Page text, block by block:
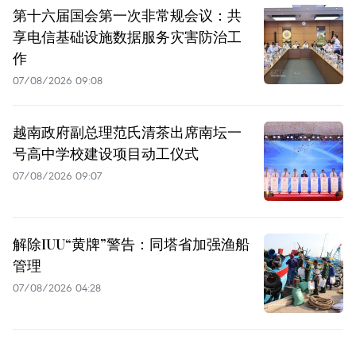
第十六届国会第一次非常规会议：共
享电信基础设施数据服务灾害防治工
作
07/08/2026 09:08
越南政府副总理范氏清茶出席南坛一
号高中学校建设项目动工仪式
07/08/2026 09:07
解除IUU“黄牌”警告：同塔省加强渔船
管理
07/08/2026 04:28